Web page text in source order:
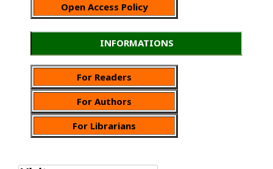
Open Access Policy
INFORMATIONS
For Readers
For Authors
For Librarians